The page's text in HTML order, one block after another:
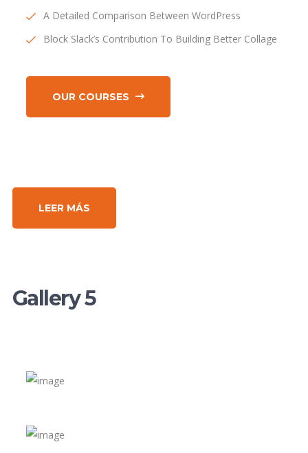
A Detailed Comparison Between WordPress
Block Slack’s Contribution To Building Better Collage
OUR COURSES
LEER MÁS
Gallery 5